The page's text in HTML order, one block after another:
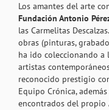
Los amantes del arte
Fundación Antonio
las Carmelitas
obras (pinturas,
ha ido coleccionando a
artistas
reconocido prestigio
Equipo Crónica,
encontrados del propio